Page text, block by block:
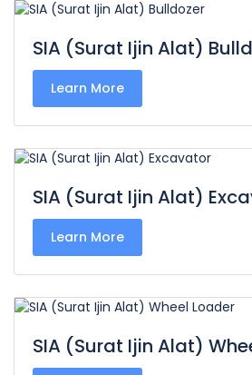
SIA (Surat Ijin Alat)
Learn More
SIA (Surat Ijin Alat)
Learn More
SIA (Surat Ijin Alat)